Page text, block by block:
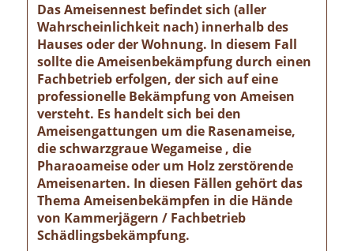
Das Ameisennest befindet sich (aller
Wahrscheinlichkeit nach) innerhalb des
Hauses oder der Wohnung. In diesem Fall
sollte die Ameisenbekämpfung durch einen
Fachbetrieb erfolgen, der sich auf eine
professionelle Bekämpfung von Ameisen
versteht. Es handelt sich bei den
Ameisengattungen um die Rasenameise,
die schwarzgraue Wegameise , die
Pharaoameise oder um Holz zerstörende
Ameisenarten. In diesen Fällen gehört das
Thema Ameisenbekämpfen in die Hände
von Kammerjägern / Fachbetrieb
Schädlingsbekämpfung.